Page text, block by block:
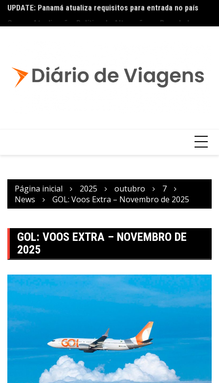
Copa – Atualização: Política de Alterações e Reembolsos
por Doença ou Falecimento
Página inicial 2025 outubro
7
News
GOL: Voos Extra – Novembro de 2025
GOL: VOOS EXTRA – NOVEMBRO DE
2025